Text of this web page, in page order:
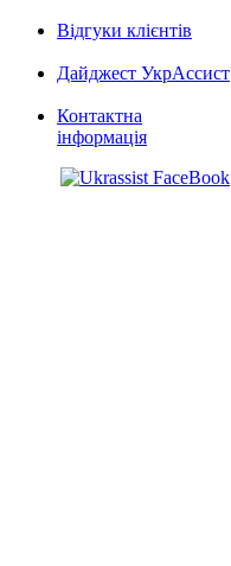
Відгуки клієнтів
Дайджест УкрАссист
Контактна
інформація